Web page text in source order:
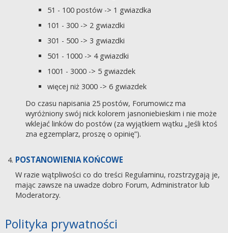
51 - 100 postów -> 1 gwiazdka
101 - 300 -> 2 gwiazdki
301 - 500 -> 3 gwiazdki
501 - 1000 -> 4 gwiazdki
1001 - 3000 -> 5 gwiazdek
więcej niż 3000 -> 6 gwiazdek
Do czasu napisania 25 postów, Forumowicz ma
wyróżniony swój nick kolorem jasnoniebieskim i nie może
wklejać linków do postów (za wyjątkiem wątku „Jeśli ktoś
zna egzemplarz, proszę o opinię”).
POSTANOWIENIA KOŃCOWE
W razie wątpliwości co do treści Regulaminu, rozstrzygają je,
mając zawsze na uwadze dobro Forum, Administrator lub
Moderatorzy.
Polityka prywatności